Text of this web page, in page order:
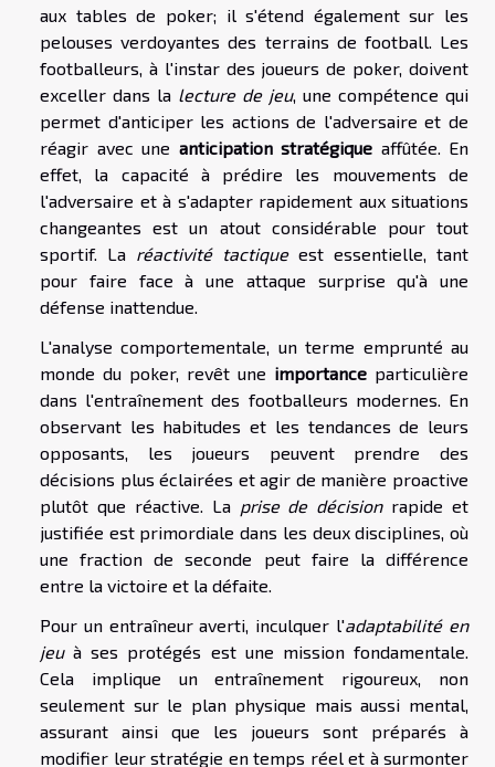
aux tables de poker; il s'étend également sur les
pelouses verdoyantes des terrains de football. Les
footballeurs, à l'instar des joueurs de poker, doivent
exceller dans la lecture de jeu, une compétence qui
permet d'anticiper les actions de l'adversaire et de
réagir avec une anticipation stratégique affûtée. En
effet, la capacité à prédire les mouvements de
l'adversaire et à s'adapter rapidement aux situations
changeantes est un atout considérable pour tout
sportif. La réactivité tactiqueest essentielle, tant
pour faire face à une attaque surprise qu'à une
défense inattendue.
L'analyse comportementale, un terme emprunté au
monde du poker, revêt une importance particulière
dans l'entraînement des footballeurs modernes. En
observant les habitudes et les tendances de leurs
opposants, les joueurs peuvent prendre des
décisions plus éclairées et agir de manière proactive
plutôt que réactive. La prise de décisionrapide et
justifiée est primordiale dans les deux disciplines, où
une fraction de seconde peut faire la différence
entre la victoire et la défaite.
Pour un entraîneur averti, inculquer l'adaptabilité en
jeuà ses protégés est une mission fondamentale.
Cela implique un entraînement rigoureux, non
seulement sur le plan physique mais aussi mental,
assurant ainsi que les joueurs sont préparés à
modifier leur stratégie en temps réel et à surmonter